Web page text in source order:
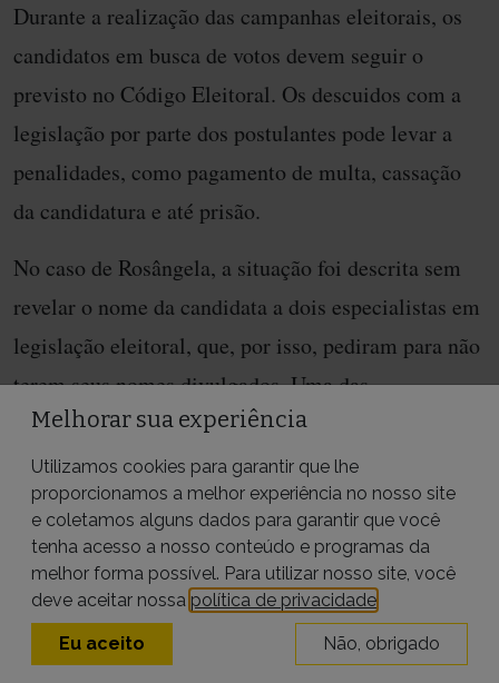
Durante a realização das campanhas eleitorais, os
candidatos em busca de votos devem seguir o
previsto no Código Eleitoral. Os descuidos com a
legislação por parte dos postulantes pode levar a
penalidades, como pagamento de multa, cassação
da candidatura e até prisão.
No caso de Rosângela, a situação foi descrita sem
revelar o nome da candidata a dois especialistas em
legislação eleitoral, que, por isso, pediram para não
terem seus nomes divulgados. Uma das
especialistas explica que a situação descrita na
reportagem é irregular: “Se é um evento de
arrecadação você precisa cobrar da pessoa
individualmente. E não parece ser um evento de
arrecadação. Portanto, se investigado e comprovado
pode até ser configurado como compra de votos e
abuso do poder econômico”, avalia.
Melhorar sua experiência
Utilizamos cookies para garantir que lhe
proporcionamos a melhor experiência no nosso site
e coletamos alguns dados para garantir que você
tenha acesso a nosso conteúdo e programas da
melhor forma possível. Para utilizar nosso site, você
deve aceitar nossa política de privacidade
Eu aceito Não, obrigado